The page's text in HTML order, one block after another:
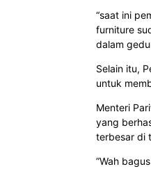
“saat ini
furniture
dalam
Selain itu,
untuk
Menteri
yang
terbesar di
”Wah